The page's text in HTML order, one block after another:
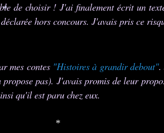
*
de choisir ! J'ai finalement écrit un
hors concours. J'avais pris ce
mes contes "Histoires à grandir debout".
pas). J'avais promis de leur
qu'il est paru chez eux.